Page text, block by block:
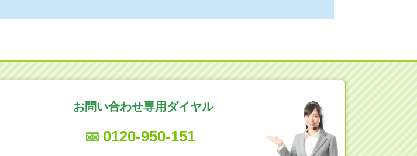
お問い合わせ専用ダイヤル
0120-950-151